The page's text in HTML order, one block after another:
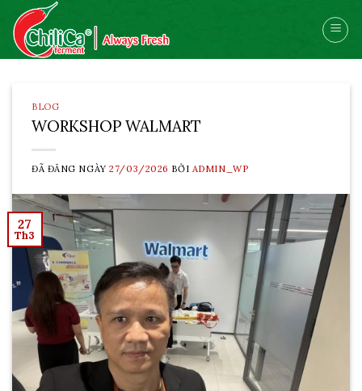
Skip
content
BLOG
WORKSHOP WALMART
ĐÃ ĐĂNG NGÀY27/03/2026 BỞI ADMIN_WP
27
Th3